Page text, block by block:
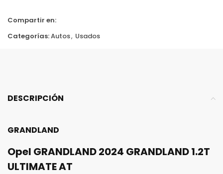
Compartir en:
Categorías:Autos, Usados
DESCRIPCIÓN
GRANDLAND
Opel GRANDLAND 2024 GRANDLAND 1.2T
ULTIMATE AT